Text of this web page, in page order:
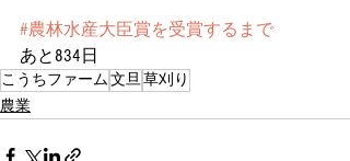
#農林水産大臣賞を受賞するまで
あと834日
こうちファーム文旦草刈り
農業